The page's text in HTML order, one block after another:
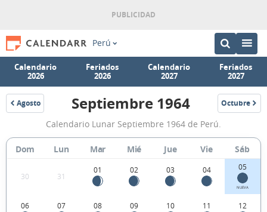
Perú
Calendario
2026
Feriados
2026
Calendario
2027
Feriados
2027
Agosto
1964
Calendario
Lunar
Septiembre
1964
de
Perú.
Septiembre 1964 Octubre
1964
Calendario Lunar Septiembre 1964 de Perú.
Dom Lun Mar Mié Jue Vie Sáb
30 31
01 02 03 04 05
NUEVA
06 07 08 09 10 11 12